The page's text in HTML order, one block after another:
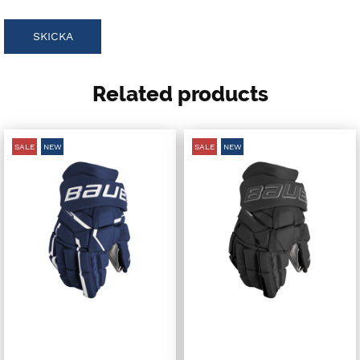
Related products
SALE NEW SALE NEW